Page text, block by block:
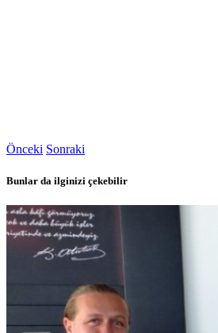
Önceki Sonraki
Bunlar da ilginizi çekebilir